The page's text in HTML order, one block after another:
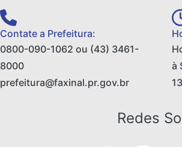
Contate a Prefeitura:
0800-090-1062 ou (43) 3461-
8000
prefeitura@faxinal.pr.gov.br
à
Redes